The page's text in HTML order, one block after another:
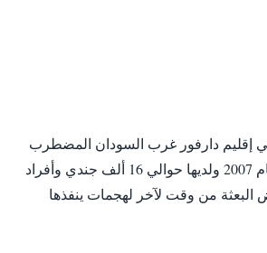
إقليم دارفور غرب السودان المضطرب
منذ عام 2003 في عام 2007 ولديها حوالي 16 ألف جندي وأفراد
من وقت لآخر لهجمات ينفذها